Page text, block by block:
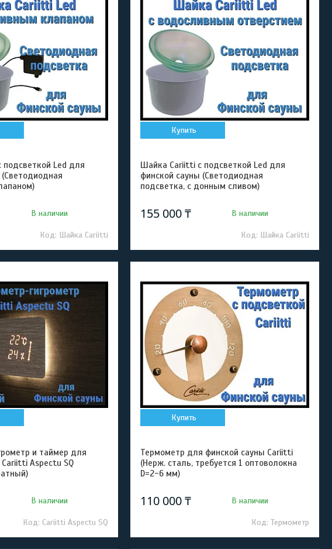
Led для
В наличии
Шайка Cariitti
Купить
Шайка Cariitti с подсветкой Led для
финской сауны (Светодиодная
подсветка, с донным сливом)
155 000 ₸ В наличии
Шайка Cariitti
и таймер для
Aspectu SQ
В наличии
Cariitti Aspectu SQ
Купить
Термометр для финской сауны Cariitti
(Нерж. сталь, требуется 1 оптоволокна
D=2-6 мм)
110 000 ₸ В наличии
Термометр